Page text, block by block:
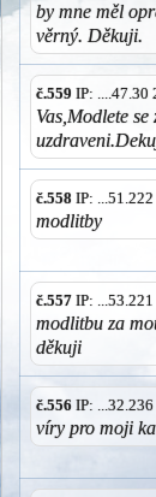
by mne měl
věrný. Děkuji.
č.559 IP: ....47.30
Vas,Modlete se
č.558 IP:
modlitby
č.557 IP:
modlitbu za
děkuji
č.556 IP:
víry pro moji